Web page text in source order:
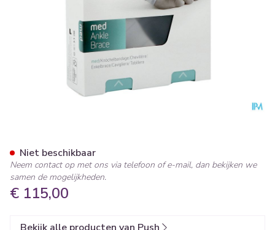
€ 115,00
Niet beschikbaar
Neem contact op met ons via telefoon of e-mail, dan bekijken we
samen de mogelijkheden.